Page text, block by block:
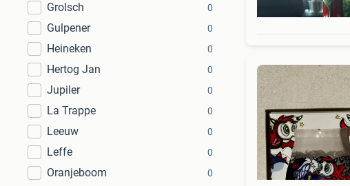
Grolsch 0
Gulpener 0
Heineken 0
Hertog Jan 0
Jupiler 0
La Trappe 0
Leeuw 0
Leffe 0
Oranjeboom 0